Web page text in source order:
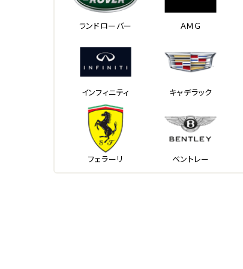
ランドローバー ＡＭＧ
インフィニティ キャデラック
フェラーリ ベントレー